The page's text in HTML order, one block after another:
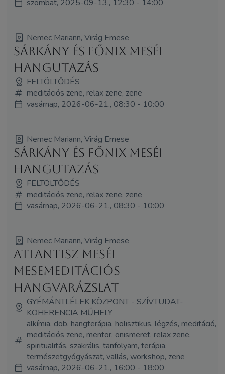
szombat, 2025-09-13., 12:30 - 14:00
Nemec Mariann, Virág Emese
Sárkány és Főnix meséi
hangutazás
FELTÖLTŐDÉS
meditációs zene, relax zene, zene
vasárnap, 2026-06-21., 08:30 - 10:00
Nemec Mariann, Virág Emese
Sárkány és Főnix meséi
hangutazás
FELTÖLTŐDÉS
meditációs zene, relax zene, zene
vasárnap, 2026-06-21., 08:30 - 10:00
Nemec Mariann, Virág Emese
Atlantisz Meséi
mesemeditációs
hangvarázslat
GYÉMÁNTLÉLEK KÖZPONT - SZÍVTUDAT-
KOHERENCIA MŰHELY
alkímia, dob, hangterápia, holisztikus, légzés, meditáció,
meditációs zene, mentor, önismeret, relax zene,
spiritualitás, szakrális, tanfolyam, terápia,
természetgyógyászat, vallás, workshop, zene
vasárnap, 2026-06-21., 16:00 - 18:00